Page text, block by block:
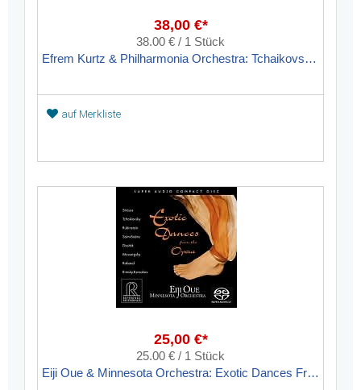
38,00 €*
38.00 € / 1 Stück
Efrem Kurtz & Philharmonia Orchestra: Tchaikovsky - The Nutcracker
auf Merkliste
25,00 €*
25.00 € / 1 Stück
Eiji Oue & Minnesota Orchestra: Exotic Dances From The Opera